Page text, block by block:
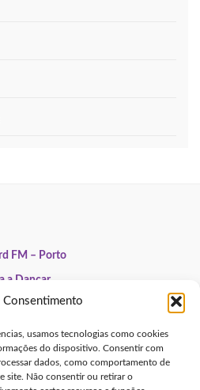
Consentimento
usamos tecnologias como cookies
do dispositivo. Consentir com
dados, como comportamento de
site. Não consentir ou retirar o
FM – Porto
a Dançar